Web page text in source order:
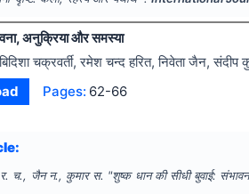
अनुक्रिया और समस्या
चक्रवर्ती, रमेश चन्द हरित, निवेता जैन, संदीप
Pages: 62-66
र. च., जैन न., कुमार स. "शुष्क धान की सीधी बुवाई: